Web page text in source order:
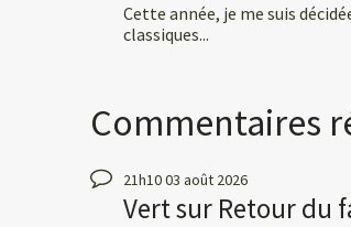
Cette année, je me suis
classiques...
Commentaires
21h1003 août 2026
Vertsur Retour du